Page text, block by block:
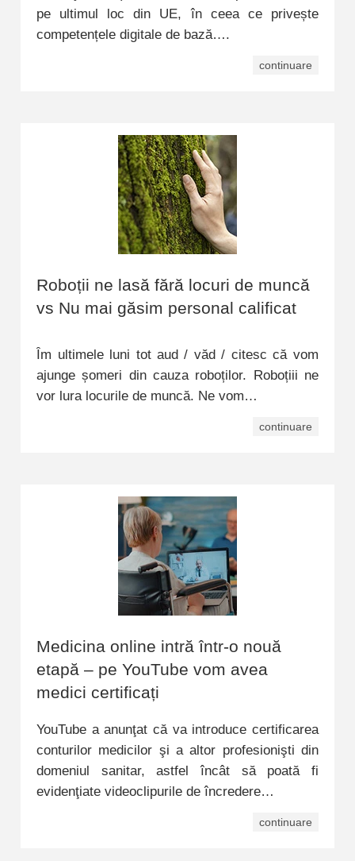
pe ultimul loc din UE, în ceea ce privește
competențele digitale de bază….
continuare
Roboții ne lasă fără locuri de muncă
vs Nu mai găsim personal calificat
Îm ultimele luni tot aud / văd / citesc că vom
ajunge șomeri din cauza roboților. Roboțiii ne
vor lura locurile de muncă. Ne vom…
continuare
Medicina online intră într-o nouă
etapă – pe YouTube vom avea
medici certificați
YouTube a anunţat că va introduce certificarea
conturilor medicilor şi a altor profesionişti din
domeniul sanitar, astfel încât să poată fi
evidenţiate videoclipurile de încredere…
continuare